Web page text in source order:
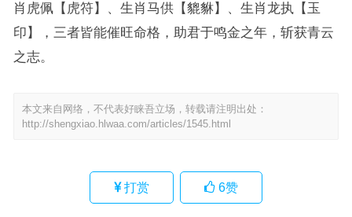
肖虎佩【虎符】、生肖马供【貔貅】、生肖龙执【玉
印】，三者皆能催旺命格，助君于鸣金之年，斩获青云
之志。
本文来自网络，不代表好睐吾立场，转载请注明出处：
http://shengxiao.hlwaa.com/articles/1545.html
打赏 6赞